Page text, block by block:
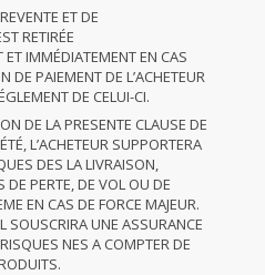
ET DE
RETIRÉE
IMMÉDIATEMENT EN CAS
DE PAIEMENT DE L’ACHETEUR
DE CELUI-CI.
DE LA PRESENTE CLAUSE DE
L’ACHETEUR SUPPORTERA
DES LA LIVRAISON,
PERTE, DE VOL OU DE
EN CAS DE FORCE MAJEUR.
SOUSCRIRA UNE ASSURANCE
NES A COMPTER DE